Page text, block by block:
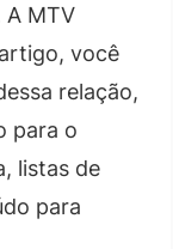
A MTV
você
relação,
para o
listas de
para